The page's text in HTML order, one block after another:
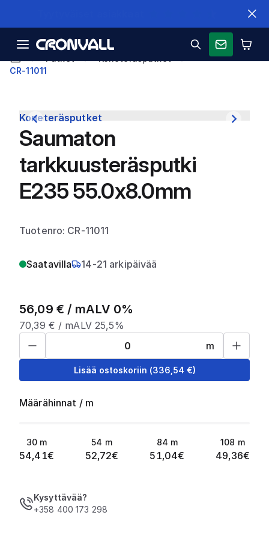
CR-11011
Koneteräsputket
Saumaton
tarkkuusteräsputki
E235 55.0x8.0mm
Tuotenro: CR-11011
Saatavilla 14-21 arkipäivää
56,09 € / mALV 0%
70,39 € / mALV 25,5%
m
Lisää ostoskoriin (336,54 €)
Määrähinnat / m
30 m
54,41€
54 m
52,72€
84 m
51,04€
108 m
49,36€
Kysyttävää?
+358 400 173 298